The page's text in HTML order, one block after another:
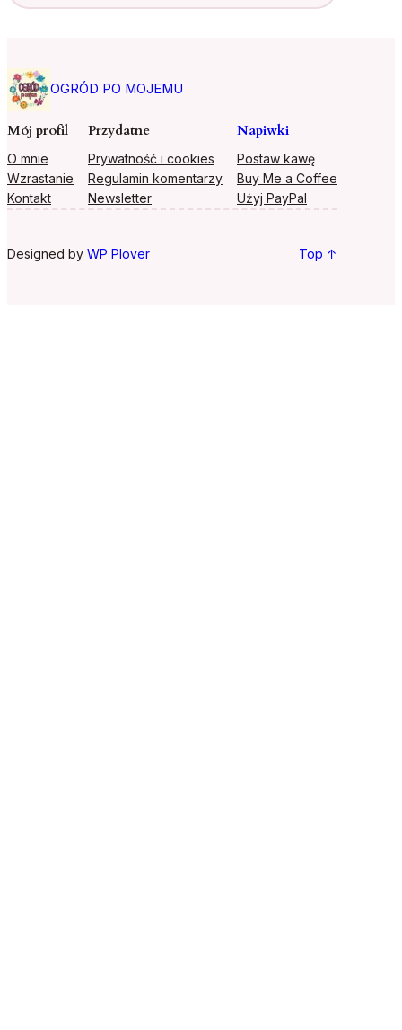
OGRÓD PO MOJEMU
Mój profil
O mnie
Wzrastanie
Kontakt
Przydatne
Prywatność i cookies
Regulamin komentarzy
Newsletter
Napiwki
Postaw kawę
Buy Me a Coffee
Użyj PayPal
Designed by WP Plover Top ↑